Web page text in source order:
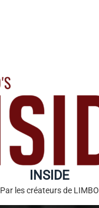
INSIDE
Par les créateurs de LIMBO